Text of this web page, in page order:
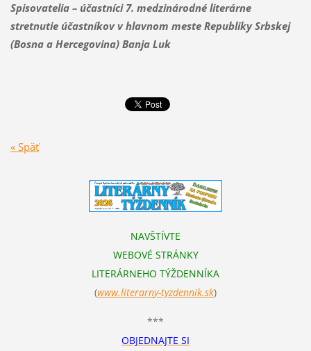
Spisovatelia – účastníci 7. medzinárodné literárne
stretnutie účastníkov v hlavnom meste Republiky Srbskej
(Bosna a Hercegovina) Banja Luk
« Späť
NAVŠTÍVTE
WEBOVÉ STRÁNKY
LITERÁRNEHO TÝŽDENNÍKA
(www.literarny-tyzdennik.sk)
***
OBJEDNAJTE SI